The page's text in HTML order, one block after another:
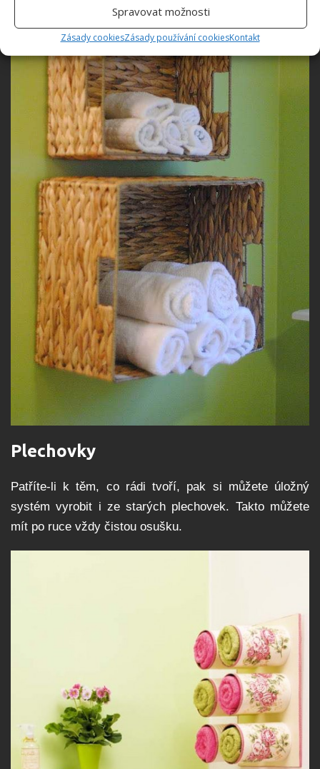
Spravovat možnosti
Zásady cookiesZásady používání cookiesKontakt
Plechovky
Patříte-li k těm, co rádi tvoří, pak si můžete úložný
systém vyrobit i ze starých plechovek. Takto můžete
mít po ruce vždy čistou osušku.